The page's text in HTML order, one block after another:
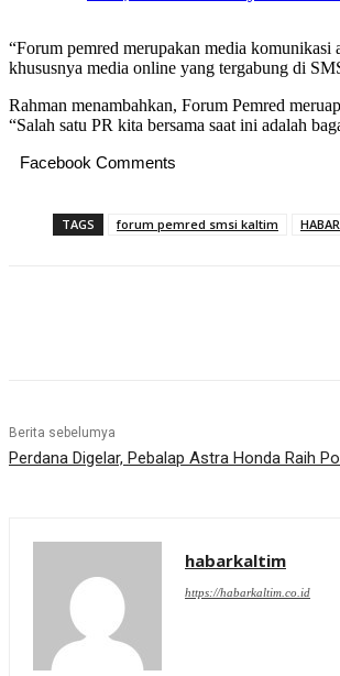
“Forum pemred merupakan media komunikasi
khususnya media online yang tergabung di
Rahman menambahkan, Forum Pemred
“Salah satu PR kita bersama saat ini adalah
Facebook Comments
TAGS forum pemred smsi kaltim
Berita sebelumya
Perdana Digelar, Pebalap Astra Honda Raih
habarkaltim
https://habarkaltim.co.id